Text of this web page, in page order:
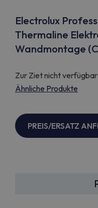
Electrolux
Thermaline
Wandmontage
Zur Ziet nicht verfügbar.
Ähnliche Produkte
PREIS/ERSATZ